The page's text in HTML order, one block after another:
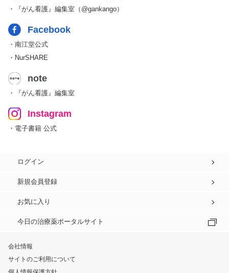
・『がん看護』編集室（@gankango）
Facebook
・南江堂公式
・NurSHARE
note
・『がん看護』編集室
Instagram
・電子書籍 公式
ログイン
新規会員登録
お気に入り
今日の治療薬ポータルサイト
会社情報
サイトのご利用について